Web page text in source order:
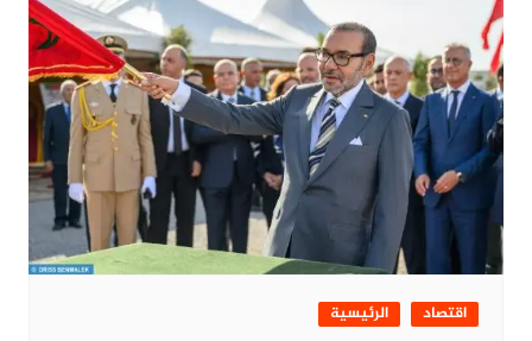
اقتصاد الرئيسية